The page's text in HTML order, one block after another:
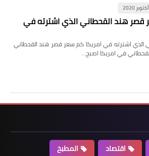
هند القحطاني الذي اشترته في
اشترته في امريكا كم سعر قصر هند القحطاني
في امريكا اصبح…
اقتصاد
المطبخ